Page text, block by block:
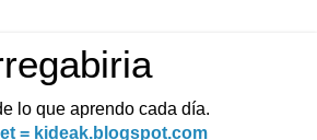
lo que aprendo cada día.
= kideak.blogspot.com